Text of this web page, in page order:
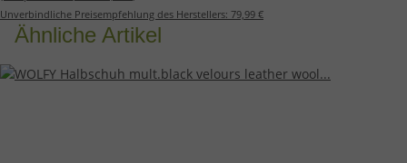
Unverbindliche Preisempfehlung des Herstellers: 79,99 €
Ähnliche Artikel